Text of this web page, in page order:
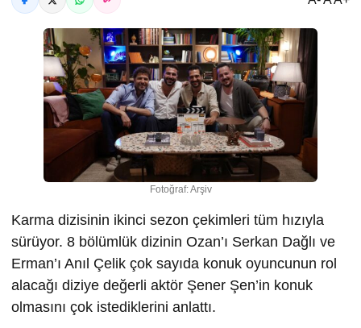
Fotoğraf: Arşiv
Karma dizisinin ikinci sezon çekimleri tüm hızıyla
sürüyor. 8 bölümlük dizinin Ozan’ı Serkan Dağlı ve
Erman’ı Anıl Çelik çok sayıda konuk oyuncunun rol
alacağı diziye değerli aktör Şener Şen’in konuk
olmasını çok istediklerini anlattı.